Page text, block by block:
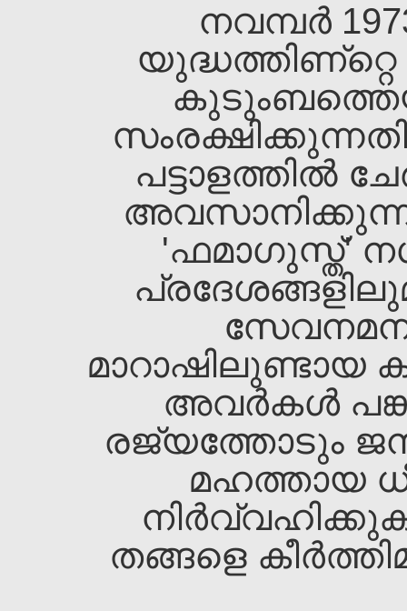
നവമ്പര്‍
പട്ടാളത്തില്‍
'ഫമാഗുസ്ത്‌'
മാറാഷിലുണ്ടായ
അവര്‍കള്‍
രജ്യത്തോടും
മഹത്തായ
തങ്ങളെ